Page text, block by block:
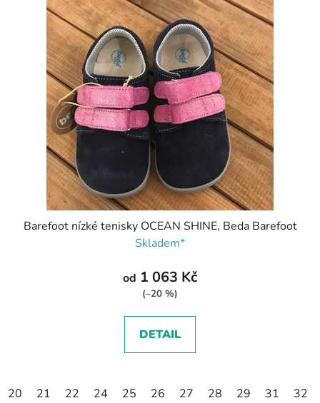
Barefoot nízké tenisky OCEAN SHINE, Beda Barefoot
Skladem*
od 1 063 Kč
(–20 %)
DETAIL
20 21 22 24 25 26 27 28 29 31 32